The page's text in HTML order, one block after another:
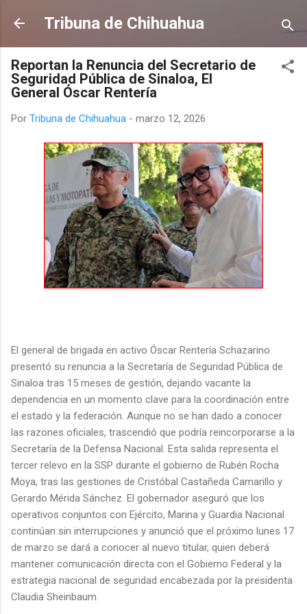
Ir al contenido principal
Tribuna de Chihuahua
Reportan la Renuncia del Secretario de
Seguridad Pública de Sinaloa, El
General Óscar Rentería
Por Tribuna de Chihuahua - marzo 12, 2026
El general de brigada en activo Óscar Rentería Schazarino
presentó su renuncia a la Secretaría de Seguridad Pública de
Sinaloa tras 15 meses de gestión, dejando vacante la
dependencia en un momento clave para la coordinación entre
el estado y la federación. Aunque no se han dado a conocer
las razones oficiales, trascendió que podría reincorporarse a la
Secretaría de la Defensa Nacional. Esta salida representa el
tercer relevo en la SSP durante el gobierno de Rubén Rocha
Moya, tras las gestiones de Cristóbal Castañeda Camarillo y
Gerardo Mérida Sánchez. El gobernador aseguró que los
operativos conjuntos con Ejército, Marina y Guardia Nacional
continúan sin interrupciones y anunció que el próximo lunes 17
de marzo se dará a conocer al nuevo titular, quien deberá
mantener comunicación directa con el Gobierno Federal y la
estrategia nacional de seguridad encabezada por la presidenta
Claudia Sheinbaum.